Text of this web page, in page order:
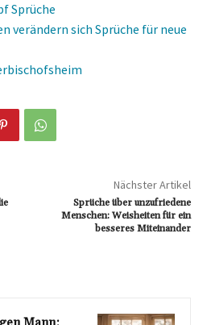
Sprüche
verändern sich Sprüche für neue
Nächster Artikel
Sprüche über unzufriedene
Menschen: Weisheiten für ein
besseres Miteinander